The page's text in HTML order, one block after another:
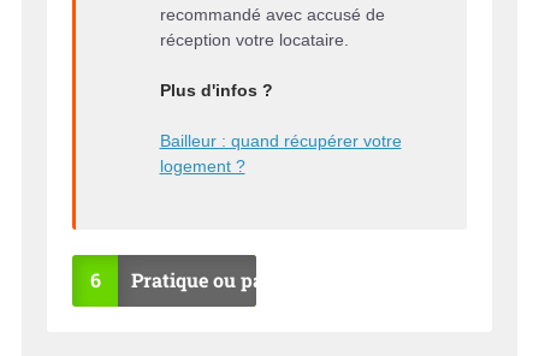
recommandé avec accusé de
réception votre locataire.
Plus d'infos ?
Bailleur : quand récupérer votre
logement ?
6 Pratique ou pas ?